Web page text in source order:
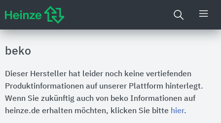
beko
Dieser Hersteller hat leider noch keine vertiefenden
Produktinformationen auf unserer Plattform hinterlegt.
Wenn Sie zukünftig auch von beko Informationen auf
heinze.de erhalten möchten, klicken Sie bitte hier.